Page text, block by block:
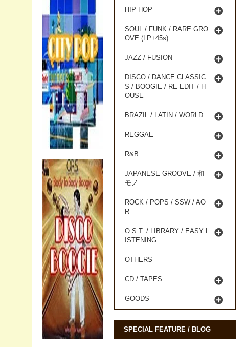
HIP HOP
SOUL / FUNK / RARE GRO
OVE (LP+45s)
JAZZ / FUSION
DISCO / DANCE CLASSIC
S / BOOGIE / RE-EDIT / H
OUSE
BRAZIL / LATIN / WORLD
REGGAE
R&B
JAPANESE GROOVE / 和
モノ
ROCK / POPS / SSW / AO
R
O.S.T. / LIBRARY / EASY L
ISTENING
OTHERS
CD / TAPES
GOODS
SPECIAL FEATURE / BLOG